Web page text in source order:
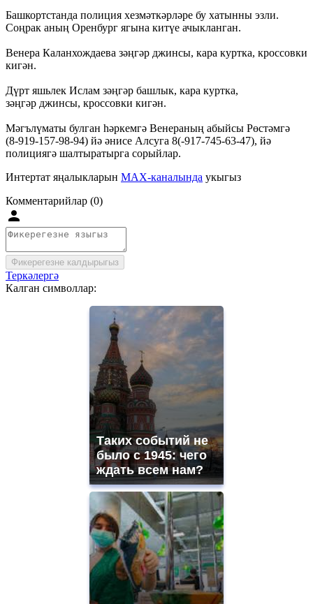
Башкортстанда полиция хезмәткәрләре бу хатынны эзли.
Соңрак аның Оренбург ягына китүе ачыкланган.
Венера Каланхождаева зәңгәр джинсы, кара куртка, кроссовки
кигән.
Дүрт яшьлек Ислам зәңгәр башлык, кара куртка,
зәңгәр джинсы, кроссовки кигән.
Мәгълүматы булган һәркемгә Венераның абыйсы Рөстәмгә
(8-919-157-98-94) йә әнисе Алсуга 8(-917-745-63-47), йә
полициягә шалтыратырга сорыйлар.
Интертат яңалыкларын MAX-каналында укыгыз
Комментарийлар (0)
Фикерегезне калдырыгыз
Теркәлергә
Калган символлар:
Таких событий не
было с 1945: чего
ждать всем нам?